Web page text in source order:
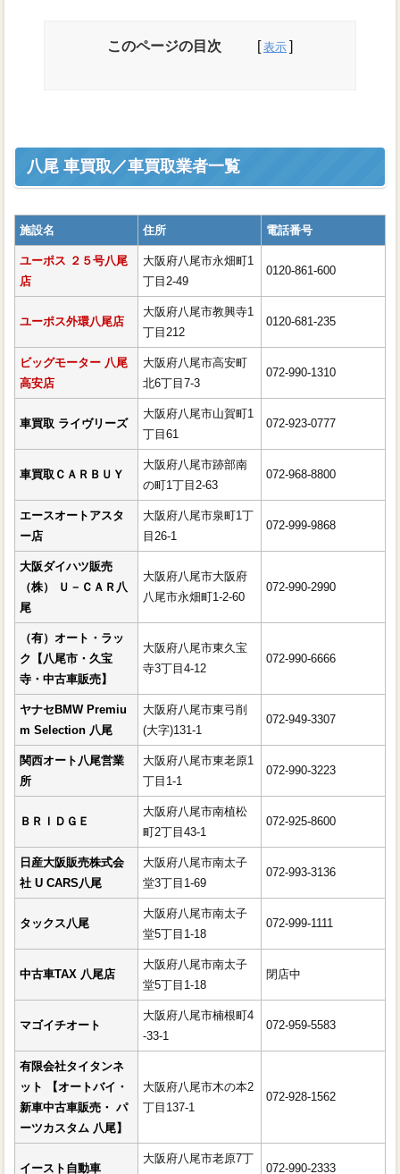
このページの目次
ユーポス ２５号八尾店
ビッグモーター 八尾高安店
車買取 ライヴリーズ八尾市
車買取ＣＡＲＢＵＹ八尾市
エースオートアスター店八尾市泉
町1丁目26-1072-999-9868
大阪ダイハツ販売（株） Ｕ－ＣＡ
Ｒ八尾
（有）オート・ラック 八尾市
ヤナセBMW Premium Selection 八
尾
関西オート八尾営業所
ＢＲＩＤＧＥ八尾市
尾
中古車TAX 八尾店
マゴイチオート 八尾市
有限会社タイタンネット 八尾市
イースト自動車八尾市
八尾 車買取／車買取業者一覧
施設名 住所 電話番号
ユーポス ２５号八尾
店
大阪府八尾市永畑町1
丁目2-49
0120-861-600
ユーポス外環八尾店
大阪府八尾市教興寺1
丁目212
0120-681-235
ビッグモーター 八尾
高安店
大阪府八尾市高安町
北6丁目7-3
072-990-1310
車買取 ライヴリーズ
大阪府八尾市山賀町1
丁目61
072-923-0777
車買取ＣＡＲＢＵＹ
大阪府八尾市跡部南
の町1丁目2-63
072-968-8800
エースオートアスタ
ー店
大阪府八尾市泉町1丁
目26-1
072-999-9868
大阪ダイハツ販売
（株） Ｕ－ＣＡＲ八
尾
大阪府八尾市大阪府
八尾市永畑町1-2-60
072-990-2990
（有）オート・ラッ
ク【八尾市・久宝
寺・中古車販売】
大阪府八尾市東久宝
寺3丁目4-12
072-990-6666
ヤナセBMW Premiu
m Selection 八尾
大阪府八尾市東弓削
(大字)131-1
072-949-3307
関西オート八尾営業
所
大阪府八尾市東老原1
丁目1-1
072-990-3223
ＢＲＩＤＧＥ
大阪府八尾市南植松
町2丁目43-1
072-925-8600
日産大阪販売株式会
社 U CARS八尾
大阪府八尾市南太子
堂3丁目1-69
072-993-3136
タックス八尾
大阪府八尾市南太子
堂5丁目1-18
072-999-1111
中古車TAX 八尾店
大阪府八尾市南太子
堂5丁目1-18
閉店中
マゴイチオート
大阪府八尾市楠根町4
-33-1
072-959-5583
有限会社タイタンネ
ット 【オートバイ・
新車中古車販売・ パ
ーツカスタム 八尾】
大阪府八尾市木の本2
丁目137-1
072-928-1562
イースト自動車
大阪府八尾市老原7丁
072-990-2333